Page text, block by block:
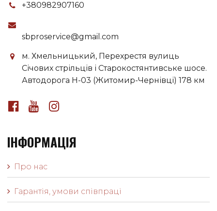
+380982907160
sbproservice@gmail.com
м. Хмельницький, Перехрестя вулиць
Січових стрільців і Старокостянтивське шосе.
Автодорога H-03 (Житомир-Чернівці) 178 км
ІНФОРМАЦІЯ
Про нас
Гарантія, умови співпраці